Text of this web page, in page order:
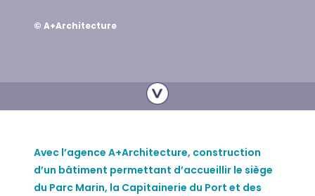
© A+Architecture
Avec l’agence A+Architecture, construction
d’un bâtiment permettant d’accueillir le siège
du Parc Marin, la Capitainerie du Port et des